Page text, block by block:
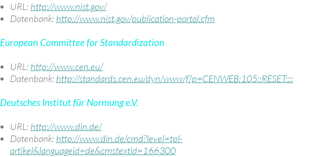
URL: http://www.nist.gov/
Datenbank: http://www.nist.gov/publication-portal.cfm
European Committee for Standardization
URL: http://www.cen.eu/
Datenbank: http://standards.cen.eu/dyn/www/f?p=CENWEB:105::RESET::::
Deutsches Institut für Normung e.V.
URL: http://www.din.de/
Datenbank: http://www.din.de/cmd?level=tpl-
artikel&languageid=de&cmstextid=166300